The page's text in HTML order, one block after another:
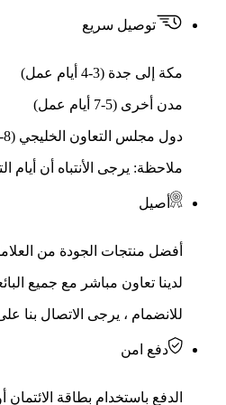
توصيل سريع
مكة إلى جدة (3-4 أيام عمل)
مدن أخرى (5-7 أيام عمل)
دول مجلس التعاون الخليجي (8-10 أيام عمل)
ملاحظة: يرجى الأنتباه أن أيام
أصيل
أفضل منتجات الجودة من
لدينا تعاون مباشر مع جميع
للانضمام ، يرجى الاتصال بنا
دفع امن
الدفع باستخدام بطاقة الائتمان